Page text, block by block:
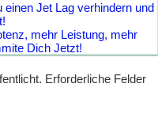
Jet Lag verhindern und
mehr Leistung, mehr
Dich Jetzt!
Erforderliche Felder